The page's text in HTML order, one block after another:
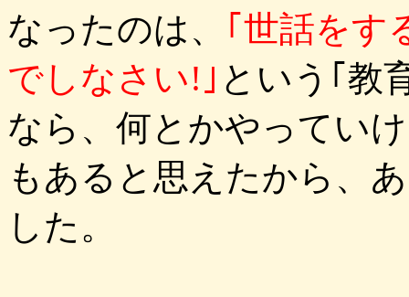
なったのは、
｢世話をす
でしなさい!｣ という｢教
なら、何とかやってい
もあると思えたから、
した。